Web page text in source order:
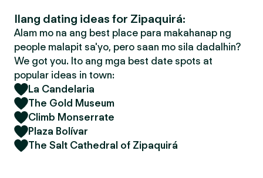
Ilang dating ideas for Zipaquirá:
Alam mo na ang best place para makahanap ng
people malapit sa'yo, pero saan mo sila dadalhin?
We got you. Ito ang mga best date spots at
popular ideas in town:
La Candelaria
The Gold Museum
Climb Monserrate
Plaza Bolívar
The Salt Cathedral of Zipaquirá